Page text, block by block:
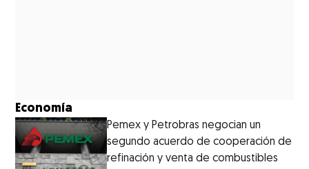
Economía
Pemex y Petrobras negocian un
segundo acuerdo de cooperación de
refinación y venta de combustibles